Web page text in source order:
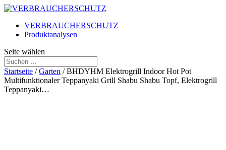
VERBRAUCHERSCHUTZ
Produktanalysen
Seite wählen
Startseite /Garten / BHDYHM Elektrogrill Indoor Hot Pot
Multifunktionaler Teppanyaki Grill Shabu Shabu Topf, Elektrogrill
Teppanyaki…